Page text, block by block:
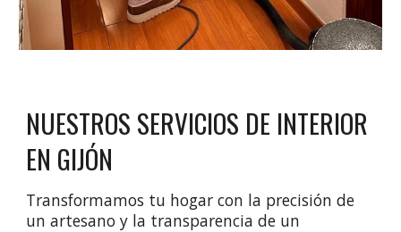
NUESTROS SERVICIOS DE INTERIOR
EN GIJÓN
Transformamos tu hogar con la precisión de
un artesano y la transparencia de un